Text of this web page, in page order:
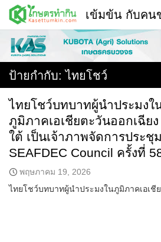
Skip
content
พืช
หน้าแรก
แวดวงเกษตร
ใคร ทำอะไร ที่ไหน
สถานีข่าววันนี้
เข้มข้น กับคน
ป้ายกำกับ:ไทยโชว์
ไทยโชว์บทบาทผู้นำประมงใ
ภูมิภาคเอเชียตะวันออกเฉียง
ใต้ เป็นเจ้าภาพจัดการประชุม
SEAFDEC Council ครั้งที่
พฤษภาคม 19, 2026
ไทยโชว์บทบาทผู้นำประมงในภูมิภาคเอเชี